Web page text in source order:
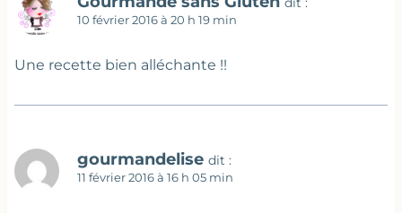
10 février 2016 à 20 h 19 min
Une recette bien alléchante !!
gourmandelise dit :
11 février 2016 à 16 h 05 min